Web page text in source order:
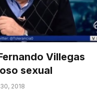
Villegas
sexual
2018